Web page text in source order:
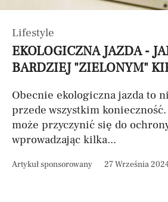
Lifestyle
EKOLOGICZNA JAZDA -
BARDZIEJ "ZIELONYM"
Obecnie ekologiczna jazda to
przede wszystkim
może przyczynić się do
wprowadzając kilka...
Artykuł sponsorowany 27 Września